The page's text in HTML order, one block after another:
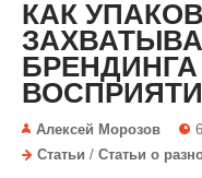
КАК
Алексей Морозов
Статьи / Статьи о